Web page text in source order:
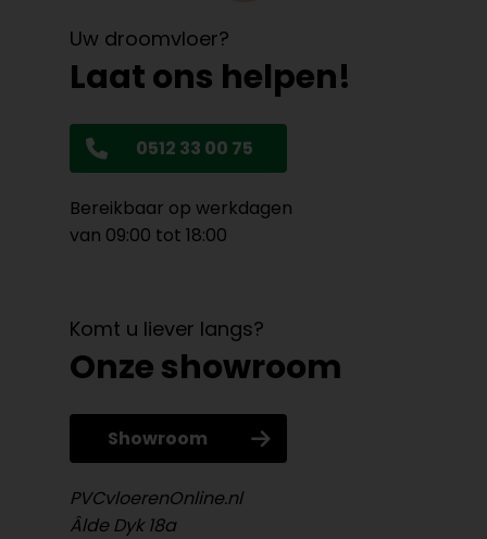
Uw droomvloer?
Laat ons helpen!
0512 33 00 75
Bereikbaar op werkdagen
van 09:00 tot 18:00
Komt u liever langs?
Onze showroom
Showroom
PVCvloerenOnline.nl
Âlde Dyk 18a